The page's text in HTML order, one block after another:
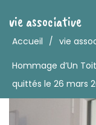
vie associative
Accueil / vie
Hommage d’Un
quittés le 26 mars